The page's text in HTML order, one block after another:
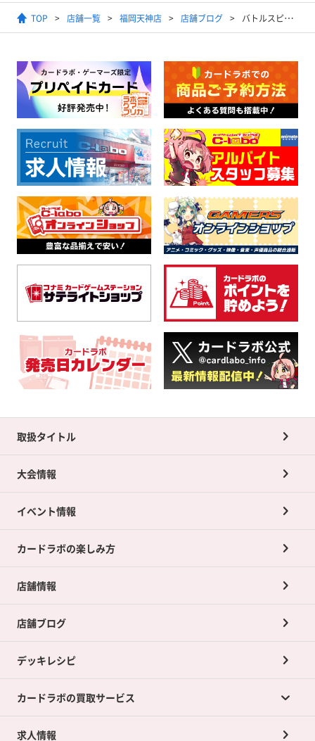
TOP 店舗一覧 福岡天神店 店舗ブログ バトルスピリッツ 『輪廻転生』 買取価格を更新しました!!
取扱タイトル
大会情報
イベント情報
カードラボの楽しみ方
店舗情報
店舗ブログ
デッキレシピ
カードラボの買取サービス
求人情報